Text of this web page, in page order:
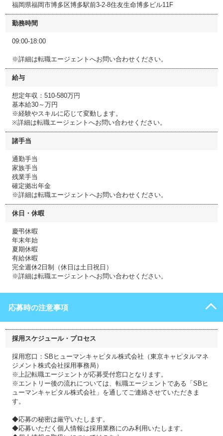
福岡県福岡市博多区博多駅前3-2-8住友生命博多ビル11F
勤務時間
09:00-18:00
※詳細は転職エージェントへお問い合わせください。
給与
想定年収：510-580万円
基本給30～万円
※経験やスキルに応じて変動します。
※詳細は転職エージェントへお問い合わせください。
諸手当
通勤手当
家族手当
残業手当
確定拠出年金
※詳細は転職エージェントへお問い合わせください。
休日・休暇
慶弔休暇
年末年始
夏期休暇
有給休暇
完全週休2日制（休日は土日祝日）
※詳細は転職エージェントへお問い合わせください。
応募時の注意事項
採用スケジュール・プロセス
採用窓口：SBヒューマンキャピタル株式会社（東京キャピタルマネ
ジメント株式会社採用事務局）
※上記転職エージェントが応募受付窓口となります。
※エントリー後の流れについては、転職エージェントである「SBヒ
ューマンキャピタル株式会社」を通してご連絡させていただきま
す。
◆応募の秘密は厳守いたします。
◆応募いただく個人情報は採用業務にのみ利用いたします。